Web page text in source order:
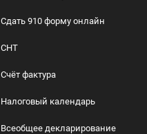
Сдать 910 форму онлайн
СНТ
Счёт фактура
Налоговый календарь
Всеобщее декларирование